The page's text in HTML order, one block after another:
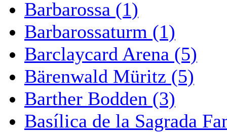
Barbarossa (1)
Barbarossaturm (1)
Barclaycard Arena (5)
Bärenwald Müritz (5)
Barther Bodden (3)
Basílica de la Sagrada